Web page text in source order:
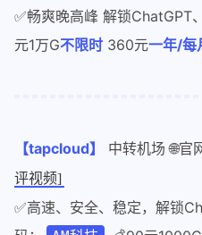
✅畅爽晚高峰 解锁ChatGPT
元1万G不限时 360元一年/每
【tapcloud】 中转机场 🌐官
评视频]
✅高速、安全、稳定，解锁